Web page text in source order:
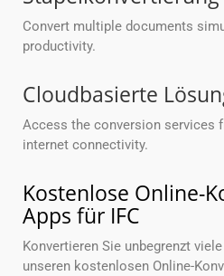
Convert multiple documents
productivity.
Cloudbasierte
Access the conversion services
internet connectivity.
Kostenlose Online-
Apps für IFC
Konvertieren Sie unbegrenzt
unseren kostenlosen Online-